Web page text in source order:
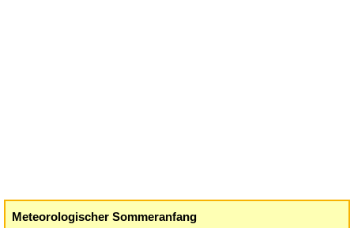
Meteorologischer Sommeranfang